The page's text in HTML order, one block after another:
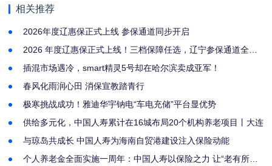
相关推荐
2026年度辽惠保正式上线 参保通道同步开启
2026 年度辽惠保正式上线！三档保障任选，辽宁参保通道全面
插混市场遇冷，smart精灵5号却在哈尔滨卖成亚军！
春风化雨润心田 消保宣教踏青行
极寒挑战成功！雅迪华宇钠电“车电充储”平台显优势
供给多元化，中国人寿累计在16城布局20个机构养老项目丨大连
与琼岛共成长 中国人寿为海南自贸港建设注入保险动能
个人养老金全面实施一周年：中国人寿以保险之力 让“老有所